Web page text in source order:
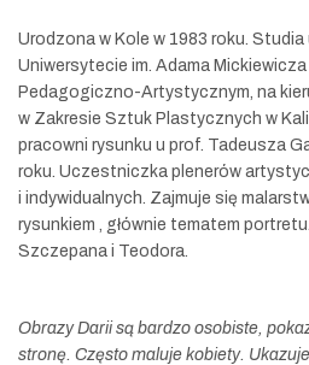
Urodzona w Kole w 1983 roku. Studia
Uniwersytecie im. Adama
Pedagogiczno-Artystycznym, na
w Zakresie Sztuk Plastycznych w
pracowni rysunku u prof. Tadeusza
roku. Uczestniczka plenerów
i indywidualnych. Zajmuje się
rysunkiem , głównie tematem
Szczepana i Teodora.
Obrazy Darii są bardzo osobiste,
stronę. Często maluje kobiety.